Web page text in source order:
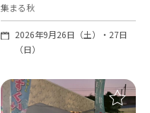
集まる秋
2026年9月26日（土）・27日
（日）